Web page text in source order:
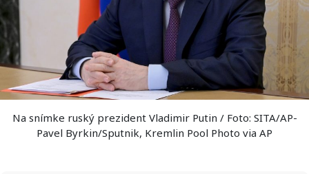
Na snímke ruský prezident Vladimir Putin / Foto: SITA/AP-
Pavel Byrkin/Sputnik, Kremlin Pool Photo via AP